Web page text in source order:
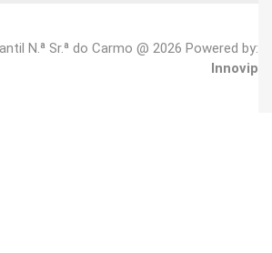
N.ª Sr.ª do Carmo @ 2026 Powered by:
Innovip